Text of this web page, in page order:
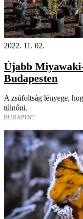
2022. 11. 02.
Újabb
Budapesten
A zsúfoltság lényege,
túlnőni.
BUDAPEST